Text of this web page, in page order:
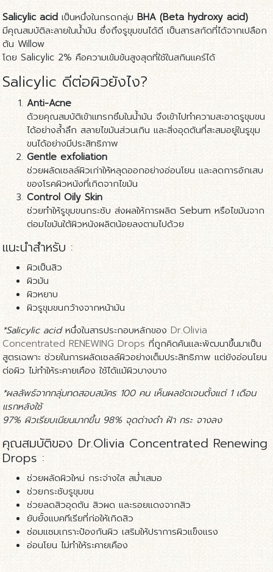
Salicylic acid เป็นหนึ่งในกรดกลุ่มBHA (Beta hydroxy acid)
มีคุณสมบัติละลายในน้ำมัน ซึ่งถึงรูขุมขนได้ดี เป็นสารสกัดที่ได้จากเปลือก
ต้น Willow
โดย Salicylic 2% คือความเข้มข้นสูงสุดที่ใช้ในสกินแคร์ได้
Salicylic ดีต่อผิวยังไง?
Anti-Acne
ด้วยคุณสมบัติเข้าแทรกซึมในน้ำมัน จึงเข้าไปทำความสะอาดรูขุมขน
ได้อย่างล้ำลึก สลายไขมันส่วนเกิน และสิ่งอุดตันที่สะสมอยู่ในรูขุม
ขนได้อย่างมีประสิทธิภาพ
Gentle exfoliation
ช่วยผลัดเซลล์ผิวเก่าให้หลุดออกอย่างอ่อนโยน และลดการอักเสบ
ของโรคผิวหนังที่เกิดจากไขมัน
Control Oily Skin
ช่วยทำให้รูขุมขนกระชับ ส่งผลให้การผลิต Sebum หรือไขมันจาก
ต่อมไขมันใต้ผิวหนังผลิตน้อยลงตามไปด้วย
แนะนำสำหรับ :
ผิวเป็นสิว
ผิวมัน
ผิวหยาบ
ผิวรูขุมขนกว้างจากหน้ามัน
*Salicylic acidหนึ่งในสารประกอบหลักของDr.Olivia
Concentrated RENEWING Drops ที่ถูกคิดค้นและพัฒนาขึ้นมาเป็น
สูตรเฉพาะ ช่วยในการผลัดเซลล์ผิวอย่างเต็มประสิทธิภาพ แต่ยังอ่อนโยน
ต่อผิว ไม่ทำให้ระคายเคือง ใช้ได้แม้ผิวบางบาง
*ผลลัพธ์จากกลุ่มทดสอบสมัคร 100 คน เห็นผลชัดเจนตั้งแต่ 1 เดือน
แรกหลังใช้
97% ผิวเรียบเนียนมากขึ้น 98% จุดด่างดำ ฝ้า กระ จางลง
คุณสมบัติของ Dr.Olivia Concentrated Renewing
Drops :
ช่วยผลัดผิวใหม่ กระจ่างใส สม่ำเสมอ
ช่วยกระชับรูขุมขน
ช่วยลดสิวอุดตัน สิวผด และรอยแดงจากสิว
ยับยั้งแบคทีเรียที่ก่อให้เกิดสิว
ซ่อมแซมเกราะป้องกันผิว เสริมให้ปราการผิวแข็งแรง
อ่อนโยน ไม่ทำให้ระคายเคือง